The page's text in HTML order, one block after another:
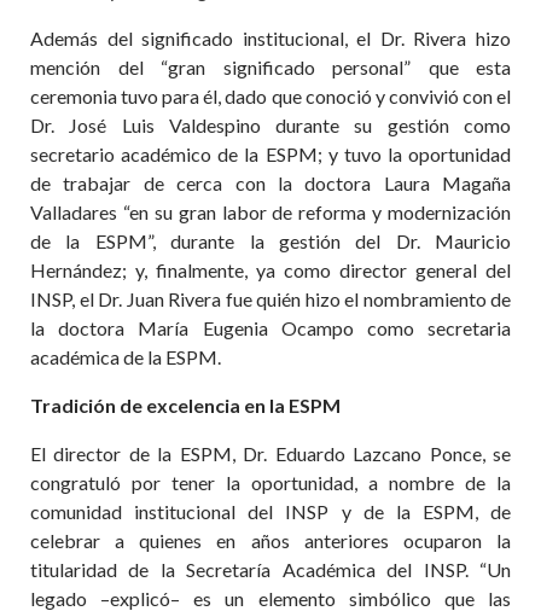
Además del significado institucional, el Dr. Rivera hizo
mención del “gran significado personal” que esta
ceremonia tuvo para él, dado que conoció y convivió con el
Dr. José Luis Valdespino durante su gestión como
secretario académico de la ESPM; y tuvo la oportunidad
de trabajar de cerca con la doctora Laura Magaña
Valladares “en su gran labor de reforma y modernización
de la ESPM”, durante la gestión del Dr. Mauricio
Hernández; y, finalmente, ya como director general del
INSP, el Dr. Juan Rivera fue quién hizo el nombramiento de
la doctora María Eugenia Ocampo como secretaria
académica de la ESPM.
Tradición de excelencia en la ESPM
El director de la ESPM, Dr. Eduardo Lazcano Ponce, se
congratuló por tener la oportunidad, a nombre de la
comunidad institucional del INSP y de la ESPM, de
celebrar a quienes en años anteriores ocuparon la
titularidad de la Secretaría Académica del INSP. “Un
legado –explicó– es un elemento simbólico que las